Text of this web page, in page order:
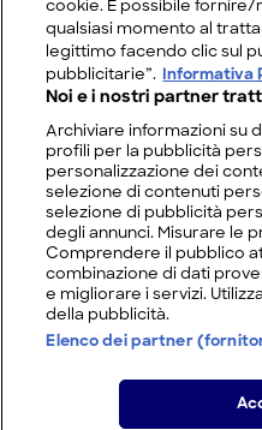
cookie. È possibile
qualsiasi momento al
legittimo facendo clic sul
pubblicitarie”.
Informativa
Noi e i nostri partner
Archiviare informazioni su
profili per la pubblicità
personalizzazione dei
selezione di contenuti
selezione di pubblicità
degli annunci. Misurare le
Comprendere il pubblico
combinazione di dati
e migliorare i servizi.
della pubblicità.
Elenco dei partner